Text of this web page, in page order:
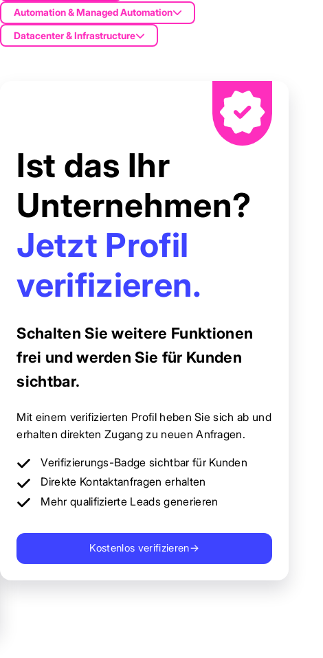
Automation & Managed Automation
Datacenter & Infrastructure
Ist das Ihr
Unternehmen?
Jetzt Profil
verifizieren.
Schalten Sie weitere Funktionen
frei und werden Sie für Kunden
sichtbar.
Mit einem verifizierten Profil heben Sie sich ab und
erhalten direkten Zugang zu neuen Anfragen.
Verifizierungs-Badge sichtbar für Kunden
Direkte Kontaktanfragen erhalten
Mehr qualifizierte Leads generieren
Kostenlos verifizieren→